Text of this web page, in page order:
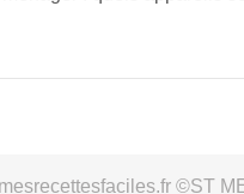
©ST